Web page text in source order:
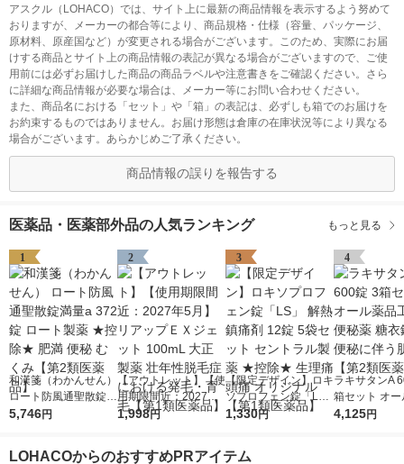
アスクル（LOHACO）では、サイト上に最新の商品情報を表示するよう努めて
おりますが、メーカーの都合等により、商品規格・仕様（容量、パッケージ、
原材料、原産国など）が変更される場合がございます。このため、実際にお届
けする商品とサイト上の商品情報の表記が異なる場合がございますので、ご使
用前には必ずお届けした商品の商品ラベルや注意書きをご確認ください。さら
に詳細な商品情報が必要な場合は、メーカー等にお問い合わせください。
また、商品名における「セット」や「箱」の表記は、必ずしも箱でのお届けを
お約束するものではありません。お届け形態は倉庫の在庫状況等により異なる
場合がございます。あらかじめご了承ください。
商品情報の誤りを報告する
医薬品・医薬部外品の人気ランキング もっと見る
1
和漢箋（わかんせん）
ロート防風通聖散錠満
量a 372錠 ロート製薬
5,746円
2
【アウトレット】【使
用期限間近：2027年5
月】リアップＥＸジェ
1,998円
3
【限定デザイン】ロキ
ソプロフェン錠「L
S」 解熱鎮痛剤 12錠
1,330円
4
ラキサタンA
箱セット オー
工業 便秘薬
4,125円
LOHACOからのおすすめPRアイテム